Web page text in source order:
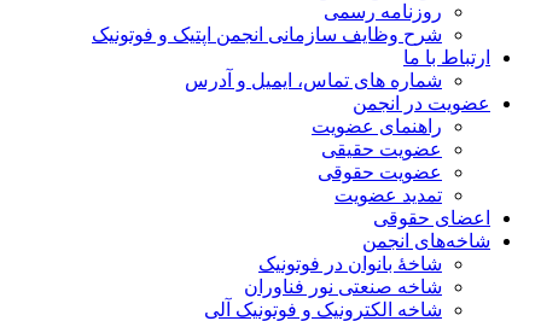
روزنامه رسمی
شرح وظایف سازمانی انجمن اپتیک و فوتونیک
ارتباط با ما
شماره های تماس، ایمیل و آدرس
عضویت در انجمن
راهنمای عضویت
عضویت حقیقی
عضویت حقوقی
تمدید عضویت
اعضای حقوقی
شاخه‌های انجمن
شاخۀ بانوان در فوتونیک
شاخه صنعتی نور فناوران
شاخه‌ الکترونیک و فوتونیک آلی